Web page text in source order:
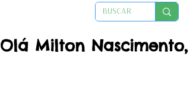
Olá Milton Nascimento,